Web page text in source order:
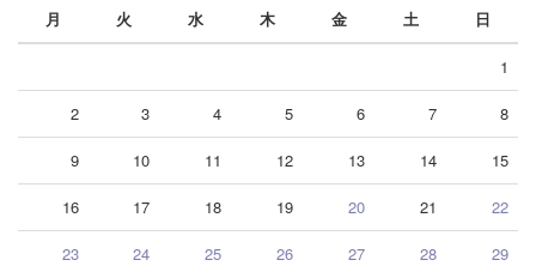
月
火 水 木 金 土 日
1
2 3 4 5 6 7 8
9 10 11 12 13 14 15
16 17 18 19 20 21 22
23 24 25 26 27 28 29